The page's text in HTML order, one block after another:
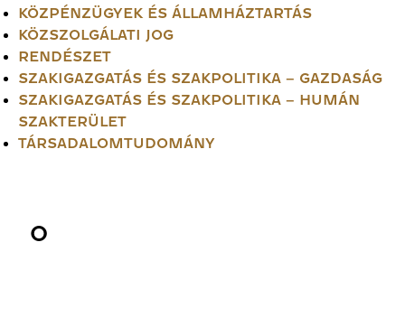
KÖZPÉNZÜGYEK ÉS ÁLLAMHÁZTARTÁS
KÖZSZOLGÁLATI JOG
RENDÉSZET
SZAKIGAZGATÁS ÉS SZAKPOLITIKA – GAZDASÁG
SZAKIGAZGATÁS ÉS SZAKPOLITIKA – HUMÁN
SZAKTERÜLET
TÁRSADALOMTUDOMÁNY
O